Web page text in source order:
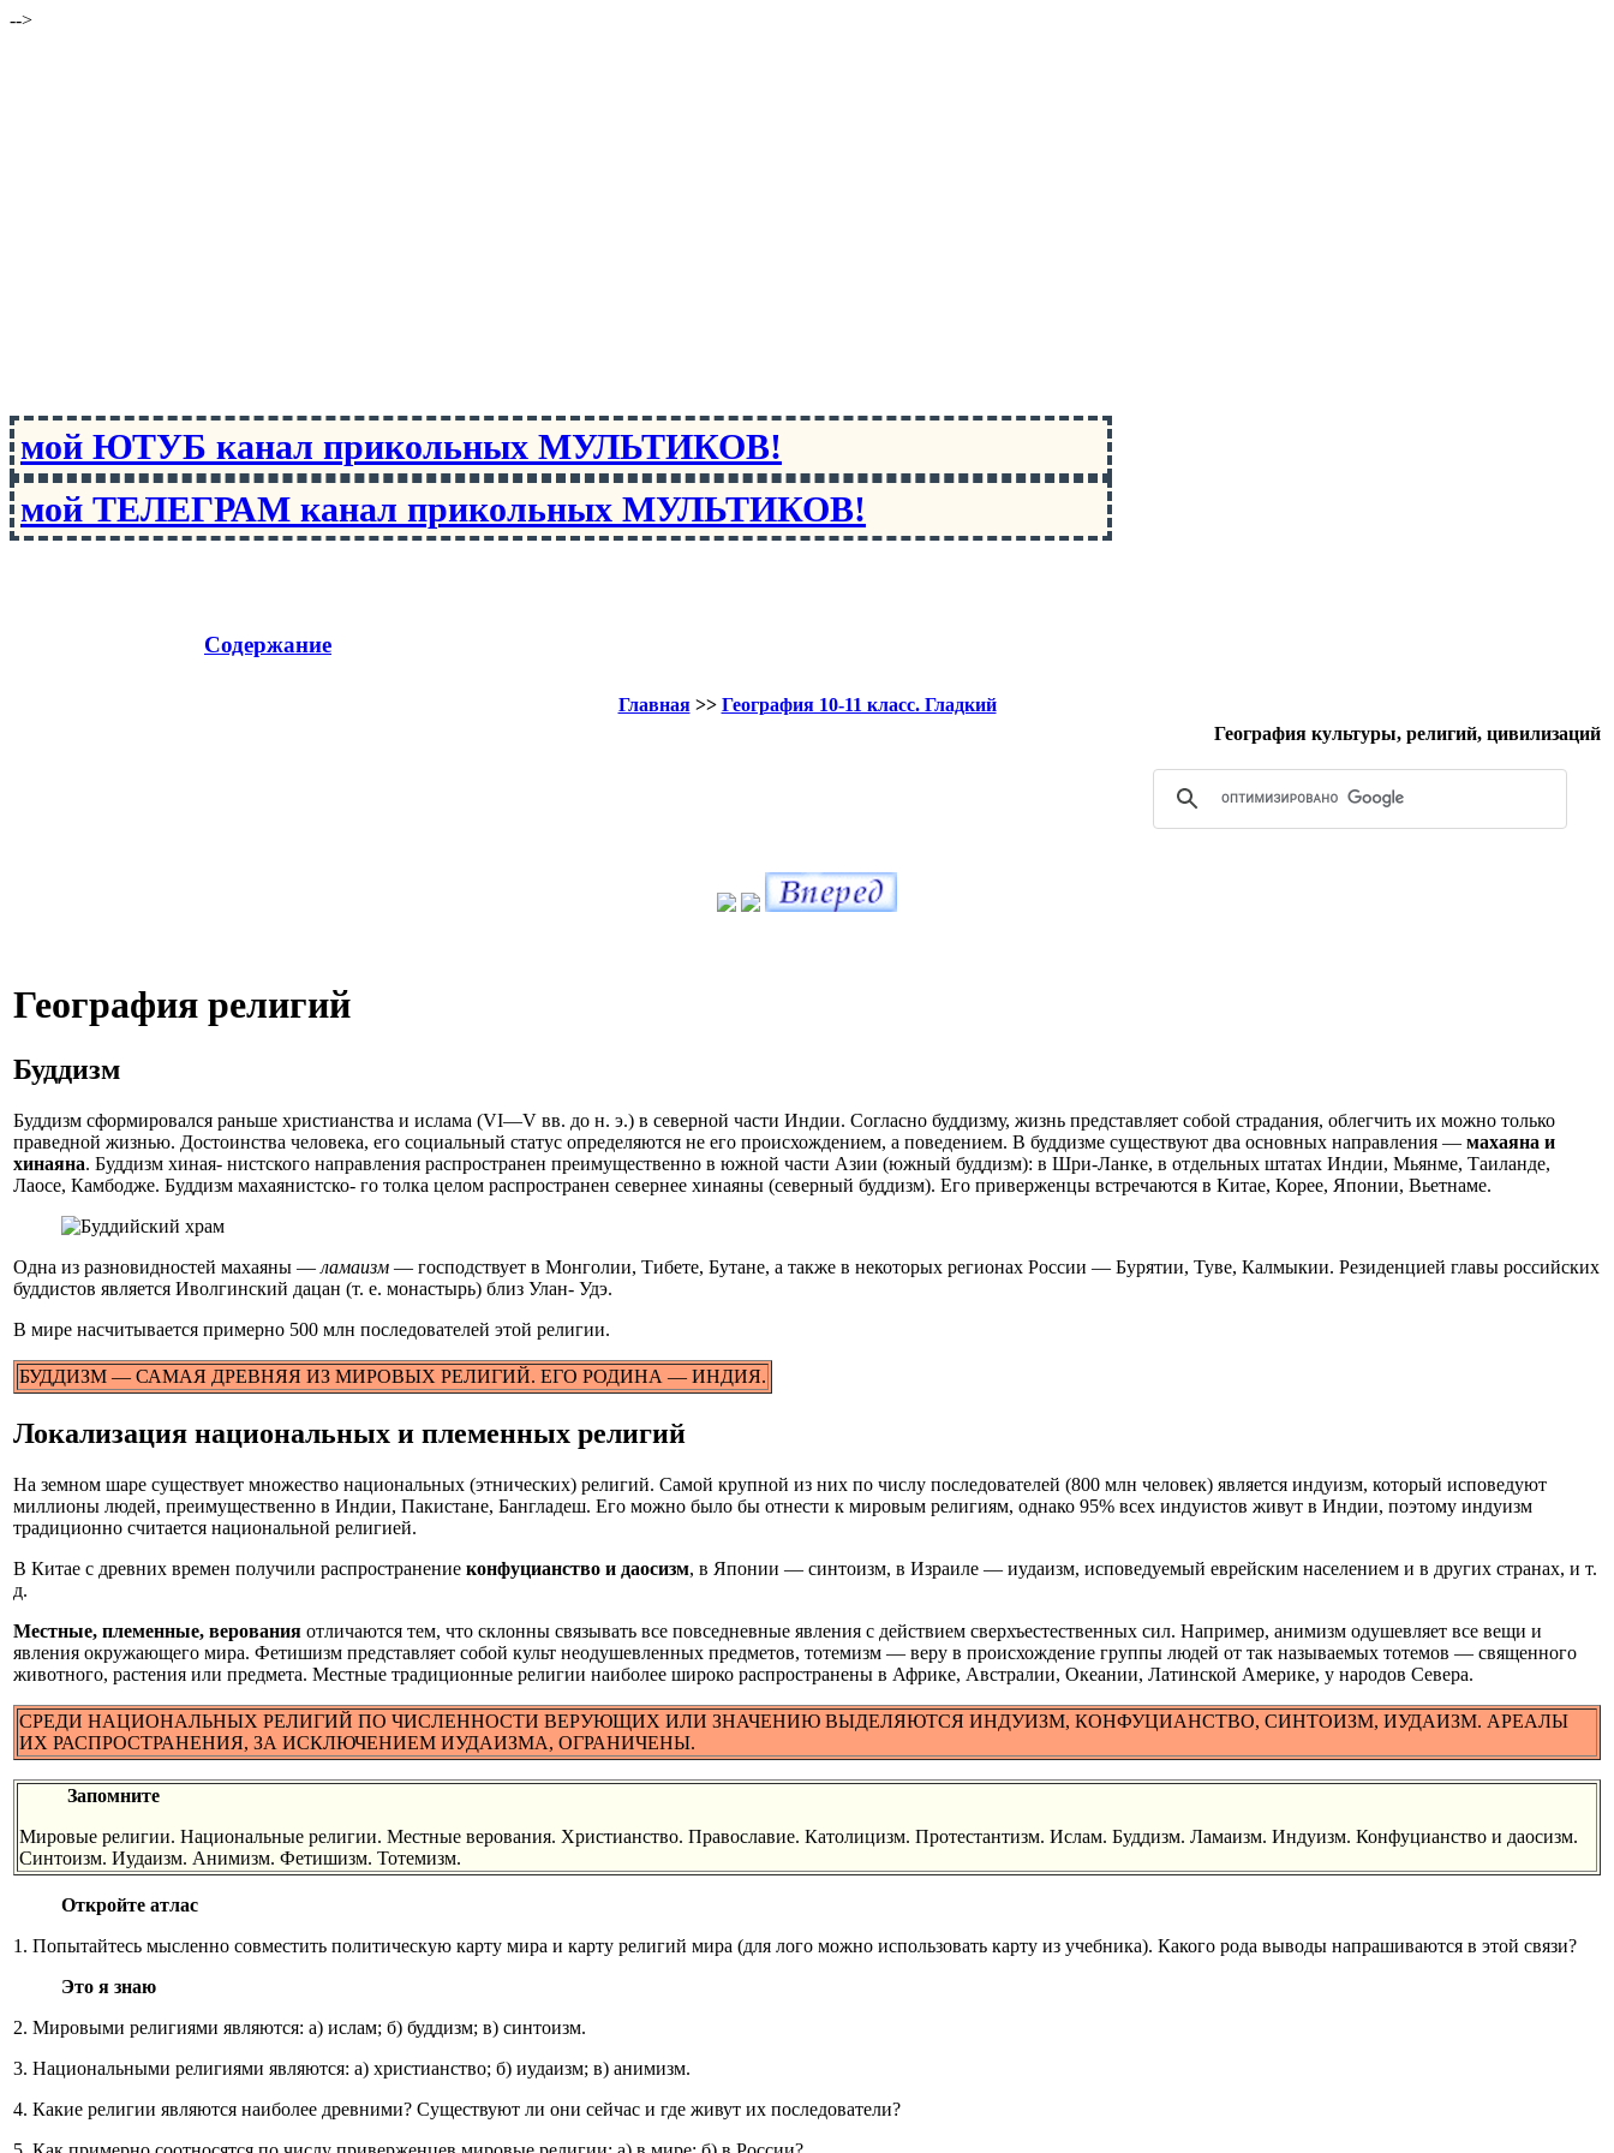
-->
мой ЮТУБ канал прикольных МУЛЬТИКОВ!
мой ТЕЛЕГРАМ канал прикольных МУЛЬТИКОВ!
Содержание
Главная>> География 10-11 класс. Гладкий
География культуры, религий, цивилизаций
География религий
Буддизм
Буддизм сформировался раньше христианства и ислама (VI—V вв. до н. э.) в северной части Индии. Согласно буддизму, жизнь представляет собой страдания, облегчить их можно только
праведной жизнью. Достоинства человека, его социальный статус определяются не его происхождением, а поведением. В буддизме существуют два основных направления — махаяна и
хинаяна. Буддизм хиная- нистского направления распространен преимущественно в южной части Азии (южный буддизм): в Шри-Ланке, в отдельных штатах Индии, Мьянме, Таиланде,
Лаосе, Камбодже. Буддизм махаянистско- го толка целом распространен севернее хинаяны (северный буддизм). Его приверженцы встречаются в Китае, Корее, Японии, Вьетнаме.
Одна из разновидностей махаяны — ламаизм — господствует в Монголии, Тибете, Бутане, а также в некоторых регионах России — Бурятии, Туве, Калмыкии. Резиденцией главы российских
буддистов является Иволгинский дацан (т. е. монастырь) близ Улан- Удэ.
В мире насчитывается примерно 500 млн последователей этой религии.
БУДДИЗМ — САМАЯ ДРЕВНЯЯ ИЗ МИРОВЫХ РЕЛИГИЙ. ЕГО РОДИНА — ИНДИЯ.
Локализация национальных и племенных религий
На земном шаре существует множество национальных (этнических) религий. Самой крупной из них по числу последователей (800 млн человек) является индуизм, который исповедуют
миллионы людей, преимущественно в Индии, Пакистане, Бангладеш. Его можно было бы отнести к мировым религиям, однако 95% всех индуистов живут в Индии, поэтому индуизм
традиционно считается национальной религией.
В Китае с древних времен получили распространение конфуцианство и даосизм, в Японии — синтоизм, в Израиле — иудаизм, исповедуемый еврейским населением и в других странах, и т.
д.
Местные, племенные, верования отличаются тем, что склонны связывать все повседневные явления с действием сверхъестественных сил. Например, анимизм одушевляет все вещи и
явления окружающего мира. Фетишизм представляет собой культ неодушевленных предметов, тотемизм — веру в происхождение группы людей от так называемых тотемов — священного
животного, растения или предмета. Местные традиционные религии наиболее широко распространены в Африке, Австралии, Океании, Латинской Америке, у народов Севера.
СРЕДИ НАЦИОНАЛЬНЫХ РЕЛИГИЙ ПО ЧИСЛЕННОСТИ ВЕРУЮЩИХ ИЛИ ЗНАЧЕНИЮ ВЫДЕЛЯЮТСЯ ИНДУИЗМ, КОНФУЦИАНСТВО, СИНТОИЗМ, ИУДАИЗМ. АРЕАЛЫ
ИХ РАСПРОСТРАНЕНИЯ, ЗА ИСКЛЮЧЕНИЕМ ИУДАИЗМА, ОГРАНИЧЕНЫ.
Запомните
Мировые религии. Национальные религии. Местные верования. Христианство. Православие. Католицизм. Протестантизм. Ислам. Буддизм. Ламаизм. Индуизм. Конфуцианство и даосизм.
Синтоизм. Иудаизм. Анимизм. Фетишизм. Тотемизм.
Откройте атлас
1. Попытайтесь мысленно совместить политическую карту мира и карту религий мира (для лого можно использовать карту из учебника). Какого рода выводы напрашиваются в этой связи?
Это я знаю
2. Мировыми религиями являются: а) ислам; б) буддизм; в) синтоизм.
3. Национальными религиями являются: а) христианство; б) иудаизм; в) анимизм.
4. Какие религии являются наиболее древними? Существуют ли они сейчас и где живут их последователи?